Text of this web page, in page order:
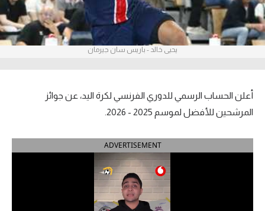
بطولات
أمريكا 2026
الدوري الإسباني
الدوري الإيطالي
يحيى خالد - باريس سان جيرمان
أعلن الحساب الرسمي للدوري الفرنسي لكرة اليد، عن جوائز
المرشحين للأفضل لموسم 2025 - 2026.
ADVERTISEMENT